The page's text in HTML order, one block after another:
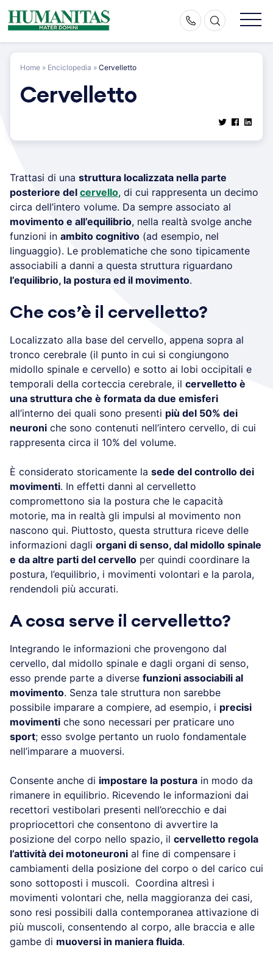
Skip
to
Home » Enciclopedia » Cervelletto
Cervelletto
Trattasi di una struttura localizzata nella parte
posteriore del cervello, di cui rappresenta un decimo
circa dell’intero volume. Da sempre associato al
movimento e all’equilibrio, nella realtà svolge anche
funzioni in ambito cognitivo (ad esempio, nel
linguaggio). Le problematiche che sono tipicamente
associabili a danni a questa struttura riguardano
l’equilibrio, la postura ed il movimento.
Che cos’è il cervelletto?
Localizzato alla base del cervello, appena sopra al
tronco cerebrale (il punto in cui si congiungono
midollo spinale e cervello) e sotto ai lobi occipitali e
temporali della corteccia cerebrale, il cervelletto è
una struttura che è formata da due emisferi
all’interno dei quali sono presenti più del 50% dei
neuroni che sono contenuti nell’intero cervello, di cui
rappresenta circa il 10% del volume.
È considerato storicamente la sede del controllo dei
movimenti. In effetti danni al cervelletto
compromettono sia la postura che le capacità
motorie, ma in realtà gli impulsi al movimento non
nascono qui. Piuttosto, questa struttura riceve delle
informazioni dagli organi di senso, dal midollo spinale
e da altre parti del cervello per quindi coordinare la
postura, l’equilibrio, i movimenti volontari e la parola,
rendendoli più accurati.
A cosa serve il cervelletto?
Integrando le informazioni che provengono dal
cervello, dal midollo spinale e dagli organi di senso,
esso prende parte a diverse funzioni associabili al
movimento. Senza tale struttura non sarebbe
possibile imparare a compiere, ad esempio, i precisi
movimenti che sono necessari per praticare uno
sport; esso svolge pertanto un ruolo fondamentale
nell’imparare a muoversi.
Consente anche di impostare la postura in modo da
rimanere in equilibrio. Ricevendo le informazioni dai
recettori vestibolari presenti nell’orecchio e dai
propriocettori che consentono di avvertire la
posizione del corpo nello spazio, il cervelletto regola
l’attività dei motoneuroni al fine di compensare i
cambiamenti della posizione del corpo o del carico cui
sono sottoposti i muscoli. Coordina altresì i
movimenti volontari che, nella maggioranza dei casi,
sono resi possibili dalla contemporanea attivazione di
più muscoli, consentendo al corpo, alle braccia e alle
gambe di muoversi in maniera fluida.